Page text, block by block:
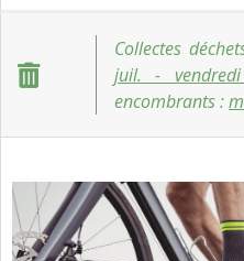
Collectes
juil. -
encombrants :